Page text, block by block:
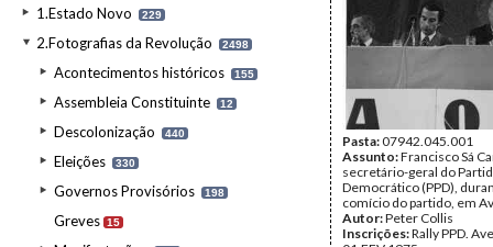
1.Estado Novo 229
2.Fotografias da Revolução 2498
Acontecimentos históricos 155
Assembleia Constituinte 12
Descolonização 440
Eleições 330
Governos Provisórios 198
Greves 15
Pasta:07942.045.001
Assunto:Francisco Sá
secretário-geral do
Democrático (PPD),
comício do partido, em
Autor:Peter Collis
Inscrições:Rally PPD.